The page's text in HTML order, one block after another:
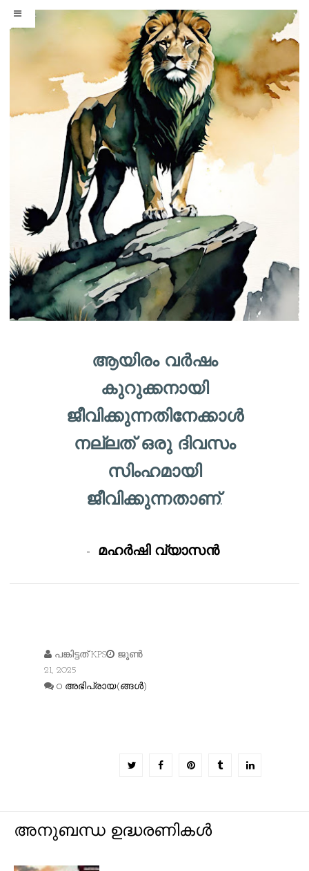
ആയിരം വർഷം
കുറുക്കനായി
ജീവിക്കുന്നതിനേക്കാൾ
നല്ലത് ഒരു ദിവസം
സിംഹമായി
ജീവിക്കുന്നതാണ്.
- മഹർഷി വ്യാസൻ
പങ്കിട്ടത്KPS
ജൂൺ
21, 2025
0 അഭിപ്രായ(ങ്ങള്‍)
അനുബന്ധ ഉദ്ധരണികൾ